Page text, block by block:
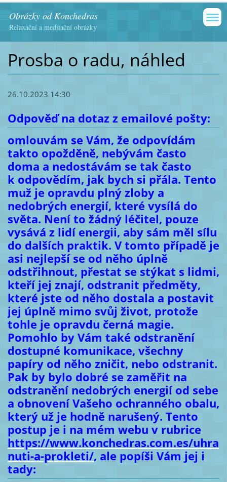
Obrázky od Konchedras
Relaxační a meditační obrázky
Prosba o radu, náhled
26.10.2023 14:30
Odpověď na dotaz z emailové pošty:
omlouvám se Vám, že odpovídám
takto opožděně, nebývám často
doma a nedostávám se tak často
k odpovědím, jak bych si přála. Tento
muž je opravdu plný zloby a
nedobrých energií, které vysílá do
světa. Není to žádný léčitel, pouze
vysává z lidí energii, aby sám měl sílu
do dalších praktik. V tomto případě je
asi nejlepší se od něho úplně
odstřihnout, přestat se stýkat s lidmi,
kteří jej znají, odstranit předměty,
které jste od něho dostala a postavit
jej úplně mimo svůj život, protože
tohle je opravdu černá magie.
Pomohlo by Vám také odstranění
dostupné komunikace, všechny
papíry od něho zničit, nebo odstranit.
Pak by bylo dobré se zaměřit na
odstranění nedobrých energií od sebe
a obnovení Vašeho ochranného obalu,
který už je hodně narušený. Tento
postup je i na mém webu v rubrice
https://www.konchedras.com.es/uhra
nuti-a-prokleti/, ale popíši Vám jej i
tady: